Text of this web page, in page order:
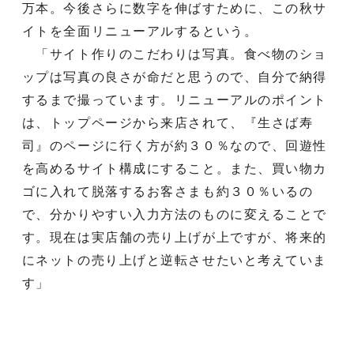
万本。今後さらに数字を伸ばすために、この秋サ
イトを全面リニューアルするという。
「サイト作りのこだわりは写真。食べ物のショ
ップは写真の良さが命だと思うので、自分で納得
するまで撮っています。リニューアルのポイント
は、トップページから来店されて、『生さば寿
司』のページに行く方が約３０％なので、回遊性
を高めるサイト構成にすること。また、買い物カ
ゴに入れて脱落するお客さまも約３０％いるの
で、分かりやすい入力方法のものに変えることで
す。現在は実店舗の売り上げが上ですが、将来的
にネットの売り上げと逆転させたいと考えていま
す」